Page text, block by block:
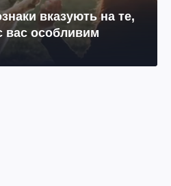
вказують на те,
вас особливим